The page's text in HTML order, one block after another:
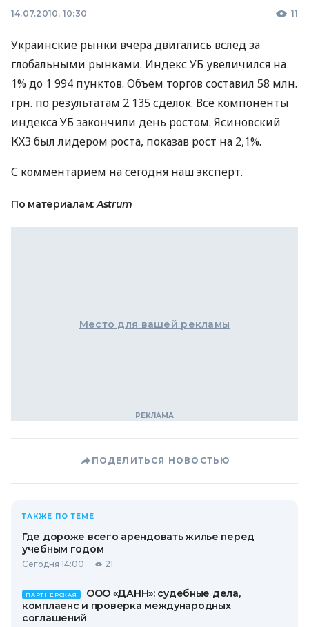
14.07.2010, 10:30 11
Украинские рынки вчера двигались вслед за
глобальными рынками. Индекс УБ увеличился на
1% до 1 994 пунктов. Объем торгов составил 58 млн.
грн. по результатам 2 135 сделок. Все компоненты
индекса УБ закончили день ростом. Ясиновский
КХЗ был лидером роста, показав рост на 2,1%.
С комментарием на сегодня наш эксперт.
По материалам:Astrum
Место для вашей рекламы
ПОДЕЛИТЬСЯ НОВОСТЬЮ
ТАКЖЕ ПО ТЕМЕ
Где дороже всего арендовать жилье перед
учебным годом
Сегодня 14:00 21
ПАРТНЕРСКАЯ
ООО «ДАНН»: судебные дела,
комплаенс и проверка международных
соглашений